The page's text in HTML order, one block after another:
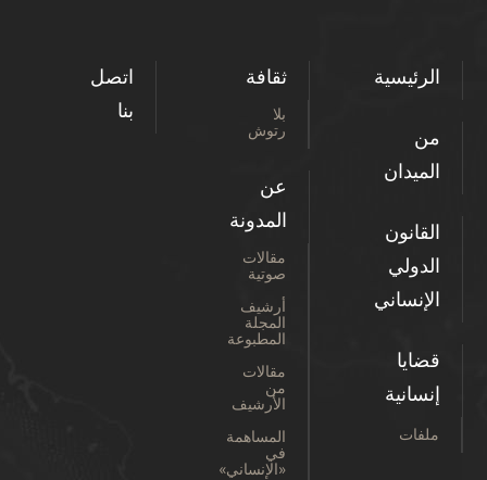
الرئيسية
من
الميدان
القانون
الدولي
الإنساني
قضايا
إنسانية
ملفات
ثقافة
بلا
رتوش
عن
المدونة
مقالات
صوتية
أرشيف
المجلة
المطبوعة
مقالات
من
الأرشيف
المساهمة
في
«الإنساني»
اتصل
بنا